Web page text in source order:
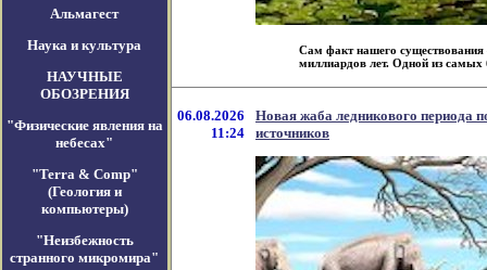
Альмагест
Наука и культура
НАУЧНЫЕ
ОБОЗРЕНИЯ
"Физические явления на
небесах"
"Terra & Comp"
(Геология и
компьютеры)
"Неизбежность
странного микромира"
Сам факт нашего существования
миллиардов лет. Одной из самых
06.08.2026
11:24
Новая жаба ледникового периода
источников